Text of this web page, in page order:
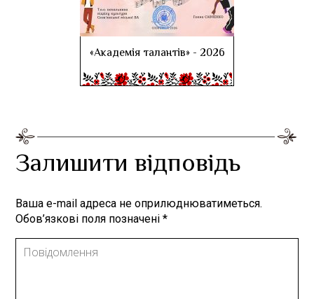
«Академія талантів» - 2026
Залишити відповідь
Ваша e-mail адреса не оприлюднюватиметься.
Обов’язкові поля позначені*